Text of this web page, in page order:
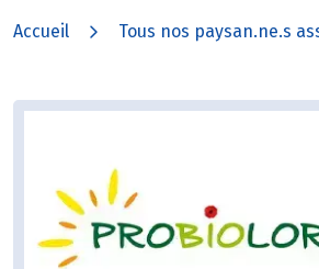
Accueil Tous nos paysan.ne.s